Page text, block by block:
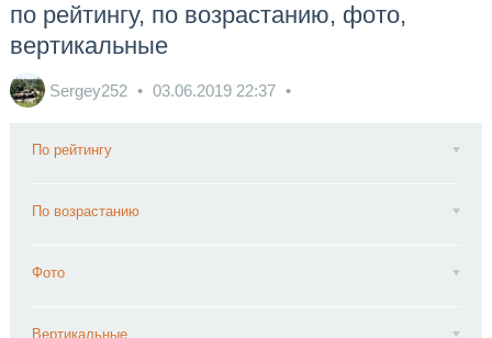
по рейтингу, по возрастанию, фото,
вертикальные
Sergey252 03.06.2019 22:37
По рейтингу
По возрастанию
Фото
Вертикальные